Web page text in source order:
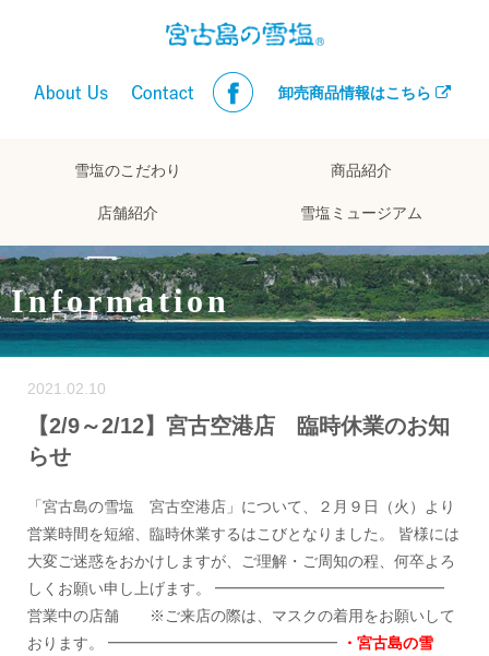
卸売商品情報はこちら
雪塩のこだわり 商品紹介
店舗紹介 雪塩ミュージアム
Information
2021.02.10
【2/9～2/12】宮古空港店 臨時休業のお知
らせ
「宮古島の雪塩 宮古空港店」について、２月９日（火）より
営業時間を短縮、臨時休業するはこびとなりました。 皆様には
大変ご迷惑をおかけしますが、ご理解・ご周知の程、何卒よろ
しくお願い申し上げます。 ━━━━━━━━━━━━━━━
営業中の店舗 ※ご来店の際は、マスクの着用をお願いして
おります。 ━━━━━━━━━━━━━━━
・宮古島の雪